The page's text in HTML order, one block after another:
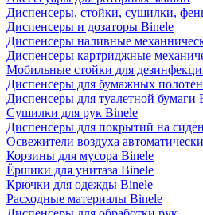
Диспенсеры, стойки, сушилки,
Диспенсеры и дозаторы Binele
Диспенсеры наливные
Диспенсеры картриджные
Мобильные стойки для
Диспенсеры для бумажных
Диспенсеры для туалетной бумаги
Сушилки для рук Binele
Диспенсеры для покрытий на
Освежители воздуха
Корзины для мусора Binele
Ёршики для унитаза Binele
Крючки для одежды Binele
Расходные материалы Binele